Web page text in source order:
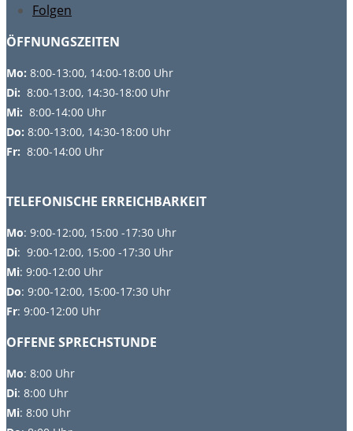
Folgen
ÖFFNUNGSZEITEN
Mo: 8:00-13:00, 14:00-18:00 Uhr
Di: 8:00-13:00, 14:30-18:00 Uhr
Mi: 8:00-14:00 Uhr
Do: 8:00-13:00, 14:30-18:00 Uhr
Fr: 8:00-14:00 Uhr
TELEFONISCHE ERREICHBARKEIT
Mo: 9:00-12:00, 15:00 -17:30 Uhr
Di: 9:00-12:00, 15:00 -17:30 Uhr
Mi: 9:00-12:00 Uhr
Do: 9:00-12:00, 15:00-17:30 Uhr
Fr: 9:00-12:00 Uhr
OFFENE SPRECHSTUNDE
Mo: 8:00 Uhr
Di: 8:00 Uhr
Mi: 8:00 Uhr